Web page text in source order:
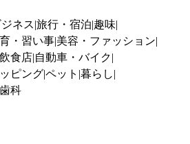
ジネス 旅行・宿泊 趣味
・習い事 美容・ファッション
飲食店 自動車・バイク
ピングペット 暮らし
歯科